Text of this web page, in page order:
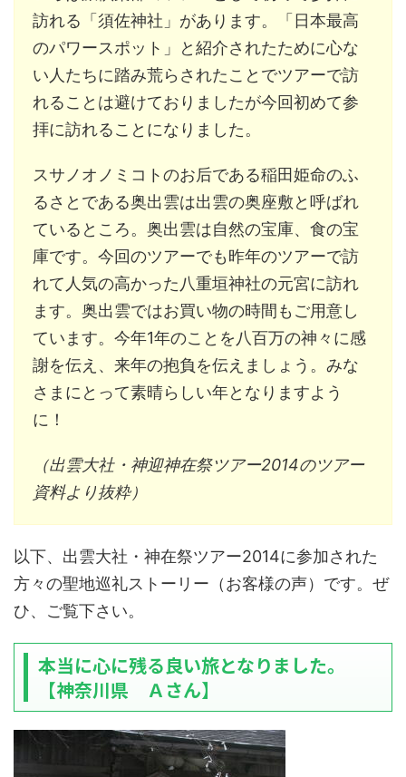
訪れる「須佐神社」があります。「日本最高
のパワースポット」と紹介されたために心な
い人たちに踏み荒らされたことでツアーで訪
れることは避けておりましたが今回初めて参
拝に訪れることになりました。
スサノオノミコトのお后である稲田姫命のふ
るさとである奥出雲は出雲の奥座敷と呼ばれ
ているところ。奥出雲は自然の宝庫、食の宝
庫です。今回のツアーでも昨年のツアーで訪
れて人気の高かった八重垣神社の元宮に訪れ
ます。奥出雲ではお買い物の時間もご用意し
ています。今年1年のことを八百万の神々に感
謝を伝え、来年の抱負を伝えましょう。みな
さまにとって素晴らしい年となりますよう
に！
（出雲大社・神迎神在祭ツアー2014のツアー
資料より抜粋）
以下、出雲大社・神在祭ツアー2014に参加された
方々の聖地巡礼ストーリー（お客様の声）です。ぜ
ひ、ご覧下さい。
本当に心に残る良い旅となりました。
【神奈川県 Ａさん】